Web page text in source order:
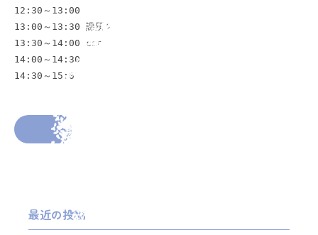
12:30～13:00
13:00～13:30 課題２修正
13:30～14:00 capcutの操作動画をみる
14:00～14:30
14:30～15:00
前の投稿へ
最近の投稿